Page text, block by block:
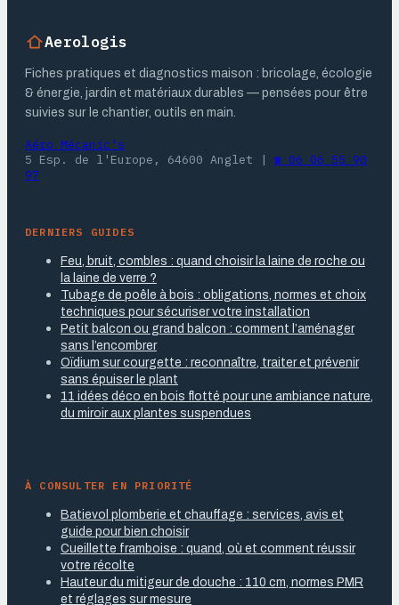
Aerologis
Fiches pratiques et diagnostics maison : bricolage, écologie
& énergie, jardin et matériaux durables — pensées pour être
suivies sur le chantier, outils en main.
Aéro Mécanic's
5 Esp. de l'Europe, 64600 Anglet | ☎ 06 06 55 90
97
DERNIERS GUIDES
Feu, bruit, combles : quand choisir la laine de roche ou
la laine de verre ?
Tubage de poêle à bois : obligations, normes et choix
techniques pour sécuriser votre installation
Petit balcon ou grand balcon : comment l’aménager
sans l’encombrer
Oïdium sur courgette : reconnaître, traiter et prévenir
sans épuiser le plant
11 idées déco en bois flotté pour une ambiance nature,
du miroir aux plantes suspendues
À CONSULTER EN PRIORITÉ
Batievol plomberie et chauffage : services, avis et
guide pour bien choisir
Cueillette framboise : quand, où et comment réussir
votre récolte
Hauteur du mitigeur de douche : 110 cm, normes PMR
et réglages sur mesure